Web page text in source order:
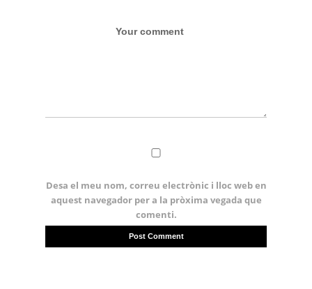
Desa el meu nom, correu electrònic i lloc web en
aquest navegador per a la pròxima vegada que
comenti.